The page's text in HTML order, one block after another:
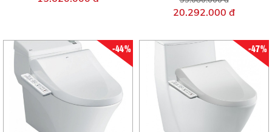
20.292.000 đ
-44% -47%